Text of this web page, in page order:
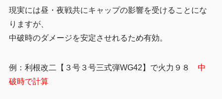
現実には昼・夜戦共にキャップの影響を受けることにな
りますが、
中破時のダメージを安定させれるため有効。
例：利根改二【３号３号三式弾WG42】で火力９８ 中
破時で計算